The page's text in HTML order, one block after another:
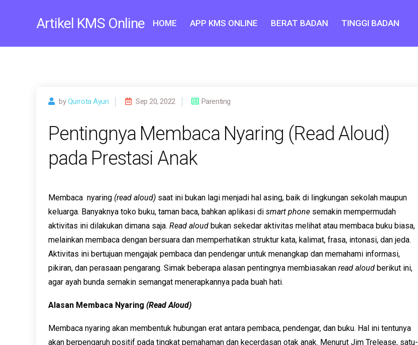
Artikel KMS Online HOME APP KMS ONLINE BERAT BADAN TINGGI BADAN
byQurrota Ayun Sep 20, 2022 Parenting
Pentingnya Membaca Nyaring (Read Aloud)
pada Prestasi Anak
Membaca nyaring (read aloud) saat ini bukan lagi menjadi hal asing, baik di lingkungan sekolah maupun
keluarga. Banyaknya toko buku, taman baca, bahkan aplikasi di smart phone semakin mempermudah
aktivitas ini dilakukan dimana saja. Read aloud bukan sekedar aktivitas melihat atau membaca buku biasa,
melainkan membaca dengan bersuara dan memperhatikan struktur kata, kalimat, frasa, intonasi, dan jeda.
Aktivitas ini bertujuan mengajak pembaca dan pendengar untuk menangkap dan memahami informasi,
pikiran, dan perasaan pengarang. Simak beberapa alasan pentingnya membiasakan read aloud berikut ini,
agar ayah bunda semakin semangat menerapkannya pada buah hati.
Alasan Membaca Nyaring (Read Aloud)
Membaca nyaring akan membentuk hubungan erat antara pembaca, pendengar, dan buku. Hal ini tentunya
akan berpengaruh positif pada tingkat pemahaman dan kecerdasan otak anak. Menurut Jim Trelease, satu-